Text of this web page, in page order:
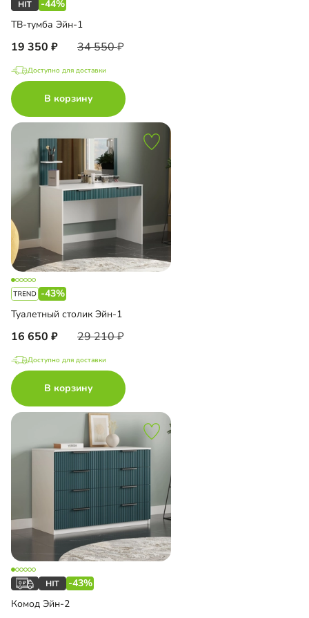
-44%
ТВ-тумба Эйн-1
19 350 34 550
Доступно для доставки
В корзину
-43%
Туалетный столик Эйн-1
16 650 29 210
Доступно для доставки
В корзину
-43%
Комод Эйн-2